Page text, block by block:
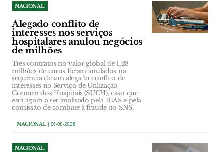
NACIONAL
Alegado conflito de
interesses nos serviços
hospitalares anulou negócios
de milhões
Três contratos no valor global de 1,28
milhões de euros foram anulados na
sequência de um alegado conflito de
interesses no Serviço de Utilização
Comum dos Hospitais (SUCH), caso que
está agora a ser analisado pela IGAS e pela
comissão de combate à fraude no SNS.
NACIONAL| 06-08-2026
NACIONAL